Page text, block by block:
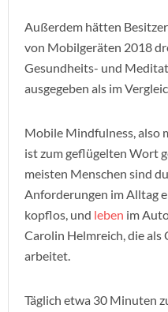
Außerdem hätten
von Mobilgeräten 2018
Gesundheits- und
ausgegeben als im
Mobile Mindfulness, also
ist zum geflügelten Wort
meisten Menschen sind
Anforderungen im Alltag
kopflos, und leben im
Carolin Helmreich, die als
arbeitet.
Täglich etwa 30 Minuten